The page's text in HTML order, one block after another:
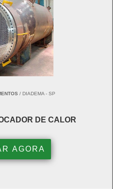
/ DIADEMA - SP
DE CALOR
AGORA